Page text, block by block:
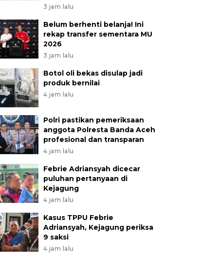
3 jam lalu
Belum berhenti belanja! Ini
rekap transfer sementara MU
2026
3 jam lalu
Botol oli bekas disulap jadi
produk bernilai
4 jam lalu
Polri pastikan pemeriksaan
anggota Polresta Banda Aceh
profesional dan transparan
4 jam lalu
Febrie Adriansyah dicecar
puluhan pertanyaan di
Kejagung
4 jam lalu
Kasus TPPU Febrie
Adriansyah, Kejagung periksa
9 saksi
4 jam lalu